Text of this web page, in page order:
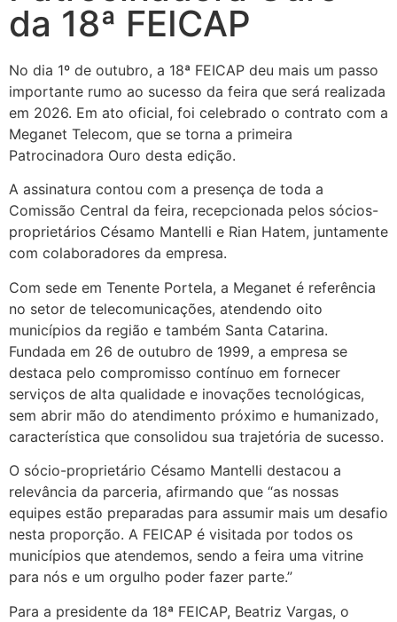
da 18ª FEICAP
No dia 1º de outubro, a 18ª FEICAP deu mais um passo
importante rumo ao sucesso da feira que será realizada
em 2026. Em ato oficial, foi celebrado o contrato com a
Meganet Telecom, que se torna a primeira
Patrocinadora Ouro desta edição.
A assinatura contou com a presença de toda a
Comissão Central da feira, recepcionada pelos sócios-
proprietários Césamo Mantelli e Rian Hatem, juntamente
com colaboradores da empresa.
Com sede em Tenente Portela, a Meganet é referência
no setor de telecomunicações, atendendo oito
municípios da região e também Santa Catarina.
Fundada em 26 de outubro de 1999, a empresa se
destaca pelo compromisso contínuo em fornecer
serviços de alta qualidade e inovações tecnológicas,
sem abrir mão do atendimento próximo e humanizado,
característica que consolidou sua trajetória de sucesso.
O sócio-proprietário Césamo Mantelli destacou a
relevância da parceria, afirmando que “as nossas
equipes estão preparadas para assumir mais um desafio
nesta proporção. A FEICAP é visitada por todos os
municípios que atendemos, sendo a feira uma vitrine
para nós e um orgulho poder fazer parte.”
Para a presidente da 18ª FEICAP, Beatriz Vargas, o